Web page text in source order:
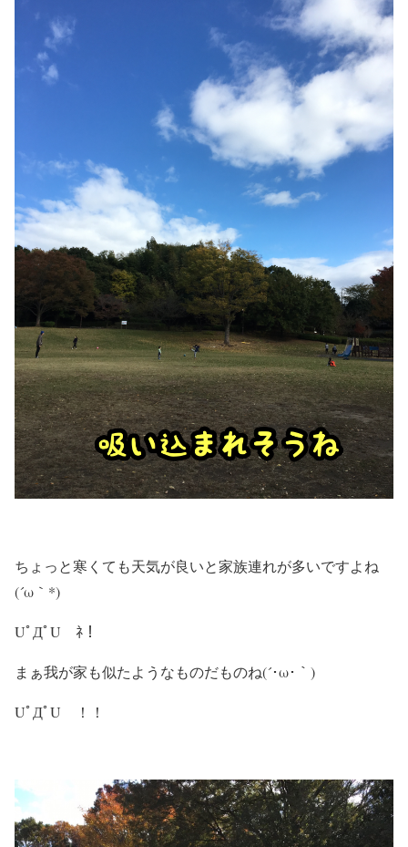
ちょっと寒くても天気が良いと家族連れが多いですよね
(´ω｀*)
UﾟДﾟU ﾈ！
まぁ我が家も似たようなものだものね(´･ω･｀)
UﾟДﾟU ！！